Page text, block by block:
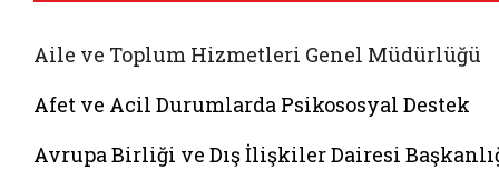
Aile ve Toplum Hizmetleri Genel Müdürlüğü
Afet ve Acil Durumlarda Psikososyal Destek
Avrupa Birliği ve Dış İlişkiler Dairesi